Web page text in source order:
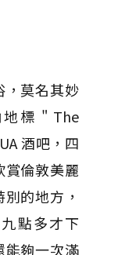
，莫名其妙
標 " The
酒吧，四
倫敦美麗
的地方，
點多才下
能夠一次滿